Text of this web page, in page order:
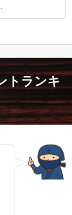
トランキ